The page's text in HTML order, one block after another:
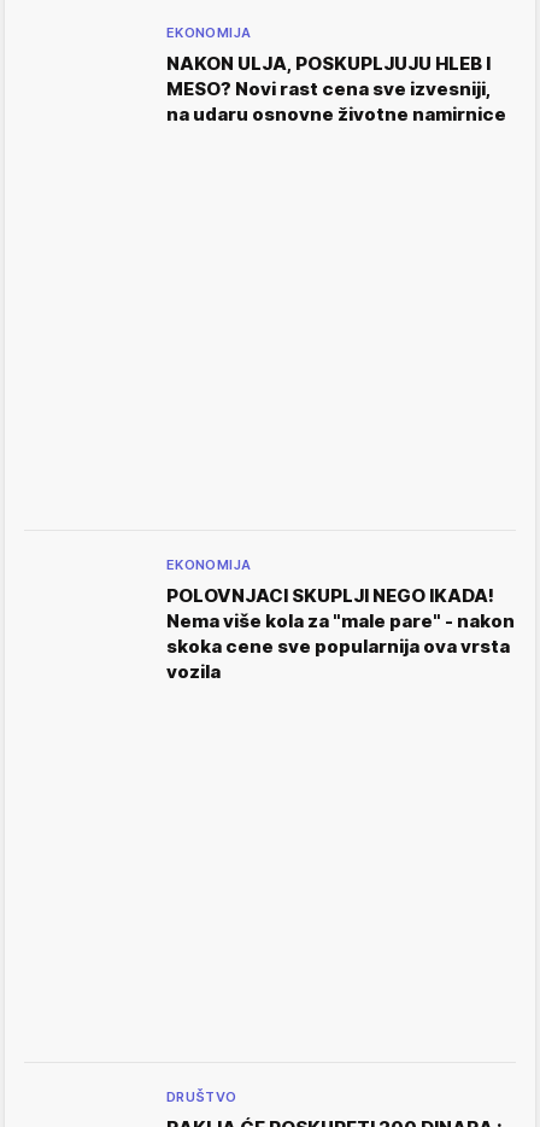
EKONOMIJA
NAKON ULJA, POSKUPLJUJU HLEB I
MESO? Novi rast cena sve izvesniji,
na udaru osnovne životne namirnice
EKONOMIJA
POLOVNJACI SKUPLJI NEGO IKADA!
Nema više kola za "male pare" - nakon
skoka cene sve popularnija ova vrsta
vozila
DRUŠTVO